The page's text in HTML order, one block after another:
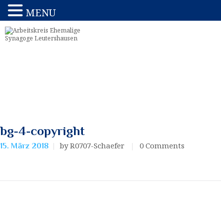
bg-4-copyright
15. März 2018 by R0707-Schaefer 0 Comments
MENU